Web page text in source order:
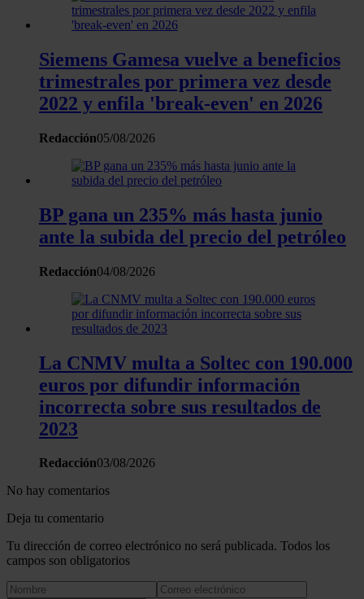
analizar el tráfico. Además, compartimos información sobre
uso que haga del sitio web con nuestros partners de redes
con otra información que les haya proporcionado o que
recopilado a partir del uso que haya hecho de sus servicios.
Siemens Gamesa vuelve a beneficios
trimestrales por primera vez desde
2022 y enfila 'break-even' en 2026
Redacción05/08/2026
BP gana un 235% más hasta junio
ante la subida del precio del petróleo
Redacción04/08/2026
La CNMV multa a Soltec con 190.000
euros por difundir información
incorrecta sobre sus resultados de
2023
Redacción03/08/2026
No hay comentarios
Deja tu comentario
Tu dirección de correo electrónico no será publicada. Todos los
campos son obligatorios